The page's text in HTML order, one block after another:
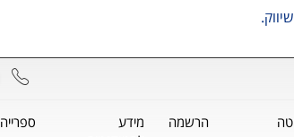
הרשמה
מידע
ספרייה